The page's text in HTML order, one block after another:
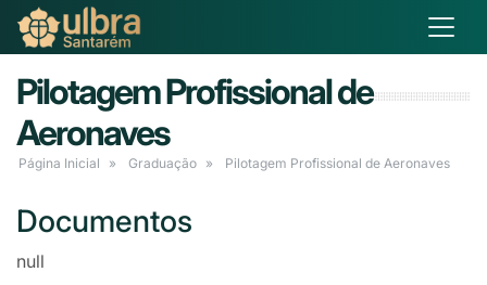
Pilotagem Profissional de
Aeronaves
Página Inicial Graduação Pilotagem Profissional de Aeronaves
Documentos
null